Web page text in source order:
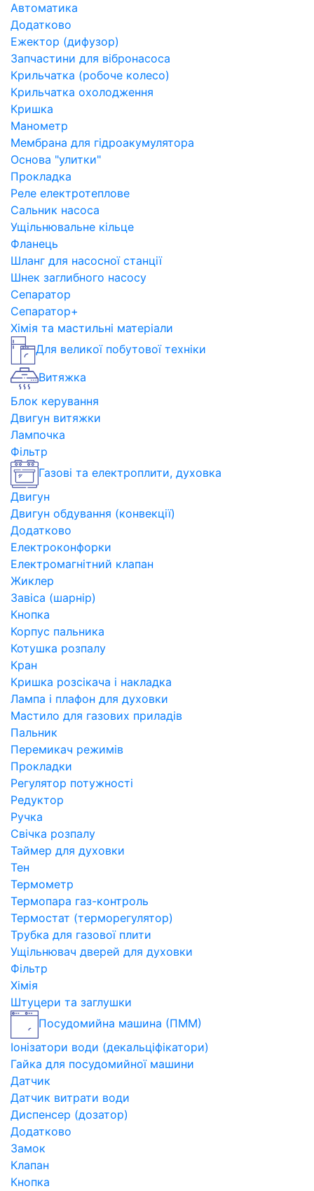
Автоматика
Додатково
Ежектор (дифузор)
Запчастини для вібронасоса
Крильчатка (робоче колесо)
Крильчатка охолодження
Кришка
Манометр
Мембрана для гідроакумулятора
Основа "улитки"
Прокладка
Реле електротеплове
Сальник насоса
Ущільнювальне кільце
Фланець
Шланг для насосної станції
Шнек заглибного насосу
Сепаратор
Сепаратор+
Хімія та мастильні матеріали
Для великої побутової техніки
Витяжка
Блок керування
Двигун витяжки
Лампочка
Фільтр
Газові та електроплити, духовка
Двигун
Двигун обдування (конвекції)
Додатково
Електроконфорки
Електромагнітний клапан
Жиклер
Завіса (шарнір)
Кнопка
Корпус пальника
Котушка розпалу
Кран
Кришка розсікача і накладка
Лампа і плафон для духовки
Мастило для газових приладів
Пальник
Перемикач режимів
Прокладки
Регулятор потужності
Редуктор
Ручка
Свічка розпалу
Таймер для духовки
Тен
Термометр
Термопара газ-контроль
Термостат (терморегулятор)
Трубка для газової плити
Ущільнювач дверей для духовки
Фільтр
Хімія
Штуцери та заглушки
Посудомийна машина (ПММ)
Іонізатори води (декальціфікатори)
Гайка для посудомийної машини
Датчик
Датчик витрати води
Диспенсер (дозатор)
Додатково
Замок
Клапан
Кнопка